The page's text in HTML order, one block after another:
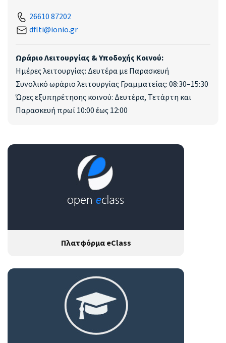
26610 87202
dflti@ionio.gr
Ωράριο Λειτουργίας & Υποδοχής Κοινού:
Ημέρες λειτουργίας: Δευτέρα με Παρασκευή
Συνολικό ωράριο λειτουργίας Γραμματείας: 08:30–15:30
Ώρες εξυπηρέτησης κοινού: Δευτέρα, Τετάρτη και
Παρασκευή πρωί 10:00 έως 12:00
Πλατφόρμα eClass